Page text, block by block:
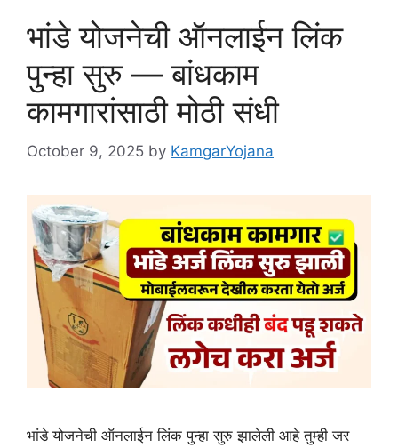
भांडे योजनेची ऑनलाईन लिंक
पुन्हा सुरु — बांधकाम
कामगारांसाठी मोठी संधी
October 9, 2025 by KamgarYojana
भांडे योजनेची ऑनलाईन लिंक पुन्हा सुरु झालेली आहे तुम्ही जर